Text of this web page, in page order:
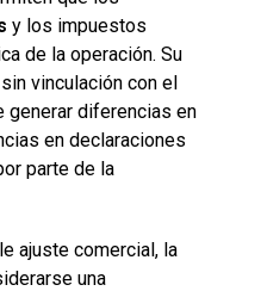
y los impuestos
de la operación. Su
vinculación con el
generar diferencias en
en declaraciones
parte de la
ajuste comercial, la
una